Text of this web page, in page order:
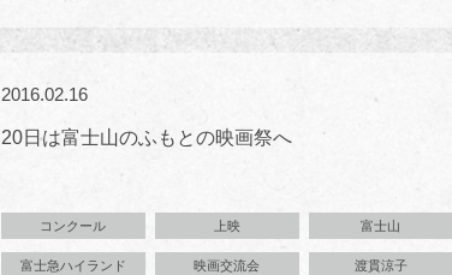
2016.02.16
20日は富士山のふもとの映画祭へ
コンクール 上映 富士山
富士急ハイランド 映画交流会 渡貫涼子